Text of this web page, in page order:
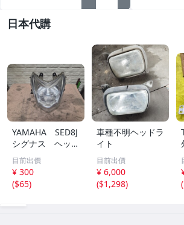
日本代購
YAMAHA SED8J
シグナス ヘッド
ライト
目前出價
¥ 300
($65)
車種不明ヘッドラ
イト
目前出價
¥ 6,000
($1,298)
(